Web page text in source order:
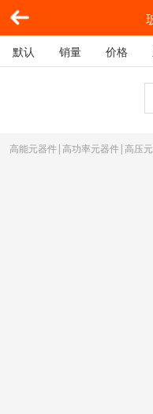
默认 销量 价格
高能元器件|高功率元器件|高压